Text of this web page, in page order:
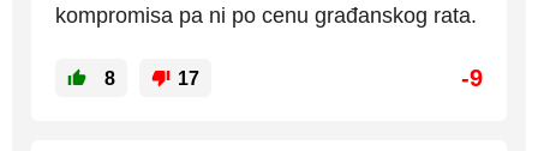
kompromisa pa ni po cenu građanskog rata.
8 17 -9